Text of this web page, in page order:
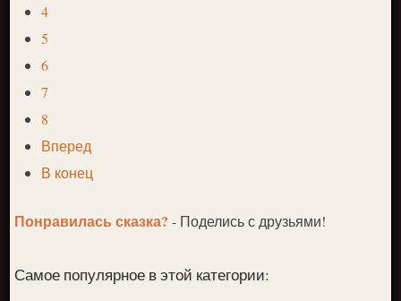
4
5
6
7
8
Вперед
В конец
Понравилась сказка?- Поделись с друзьями!
Самое популярное в этой категории: